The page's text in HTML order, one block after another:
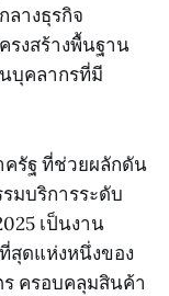
ลางธุรกิจ
รงสร้างพื้นฐาน
บุคลากรที่มี
รัฐ ที่ช่วยผลักดัน
มบริการระดับ
เป็นงาน
สุดแห่งหนึ่งของ
ครอบคลุมสินค้า